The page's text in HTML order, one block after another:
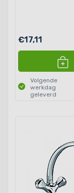
€17,11
Volgende
werkdag
geleverd